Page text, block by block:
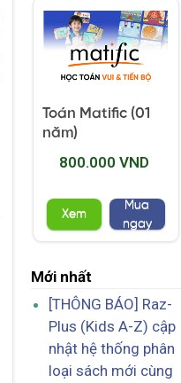
Toán Matific (01
năm)
800.000 VND
Xem
Mua
ngay
Mới nhất
[THÔNG BÁO] Raz-
Plus (Kids A-Z) cập
nhật hệ thống phân
loại sách mới cùng